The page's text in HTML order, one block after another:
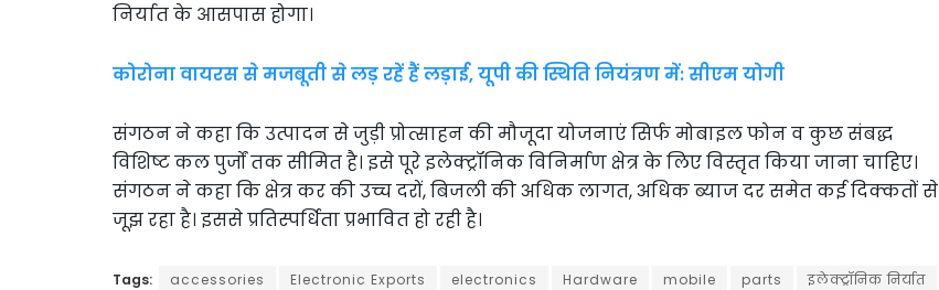
निर्यात के आसपास होगा।
कोरोना वायरस से मजबूती से लड़ रहें हैं लड़ाई, यूपी की स्थिति नियंत्रण में: सीएम योगी
संगठन ने कहा कि उत्पादन से जुड़ी प्रोत्साहन की मौजूदा योजनाएं सिर्फ मोबाइल फोन व कुछ संबद्ध
विशिष्ट कल पुर्जों तक सीमित है। इसे पूरे इलेक्ट्रॉनिक विनिर्माण क्षेत्र के लिए विस्तृत किया जाना चाहिए।
संगठन ने कहा कि क्षेत्र कर की उच्च दरों, बिजली की अधिक लागत, अधिक ब्याज दर समेत कई दिक्कतों से
जूझ रहा है। इससे प्रतिस्पर्धिता प्रभावित हो रही है।
Tags: accessories Electronic Exports electronics Hardware mobile parts
इलेक्ट्रॉनिक निर्यात